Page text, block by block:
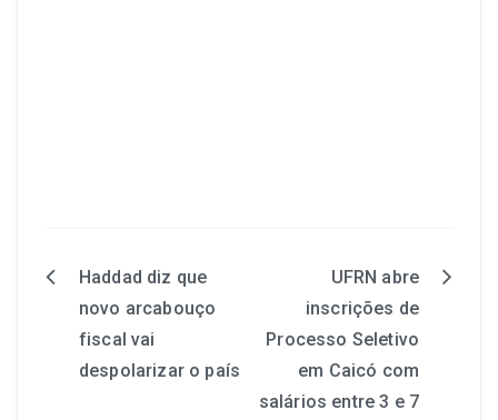
Haddad diz que
novo arcabouço
fiscal vai
despolarizar o país
UFRN abre
inscrições de
Processo Seletivo
em Caicó com
salários entre 3 e 7